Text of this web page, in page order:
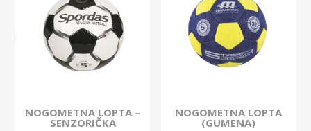
NOGOMETNA LOPTA –
SENZORIČKA
NOGOMETNA LOPTA
(GUMENA)